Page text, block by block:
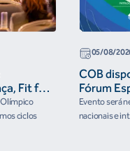
Fit for
ciclos
05/08/
COB
Fórum
Evento será
nacionais e